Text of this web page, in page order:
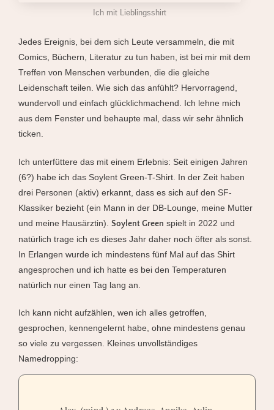
Ich mit Lieblingsshirt
Jedes Ereignis, bei dem sich Leute versammeln, die mit
Comics, Büchern, Literatur zu tun haben, ist bei mir mit dem
Treffen von Menschen verbunden, die die gleiche
Leidenschaft teilen. Wie sich das anfühlt? Hervorragend,
wundervoll und einfach glücklichmachend. Ich lehne mich
aus dem Fenster und behaupte mal, dass wir sehr ähnlich
ticken.
Ich unterfüttere das mit einem Erlebnis: Seit einigen Jahren
(6?) habe ich das Soylent Green-T-Shirt. In der Zeit haben
drei Personen (aktiv) erkannt, dass es sich auf den SF-
Klassiker bezieht (ein Mann in der DB-Lounge, meine Mutter
und meine Hausärztin). Soylent Green spielt in 2022 und
natürlich trage ich es dieses Jahr daher noch öfter als sonst.
In Erlangen wurde ich mindestens fünf Mal auf das Shirt
angesprochen und ich hatte es bei den Temperaturen
natürlich nur einen Tag lang an.
Ich kann nicht aufzählen, wen ich alles getroffen,
gesprochen, kennengelernt habe, ohne mindestens genau
so viele zu vergessen. Kleines unvollständiges
Namedropping: